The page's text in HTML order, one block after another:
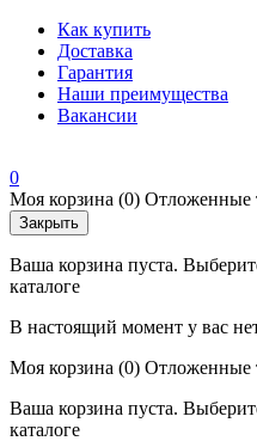
Как купить
Доставка
Гарантия
Наши преимущества
Вакансии
0
Моя корзина (0) Отложенные
Закрыть
Ваша корзина пуста.
каталоге
В настоящий момент у вас
Моя корзина (0) Отложенные
Ваша корзина пуста.
каталоге